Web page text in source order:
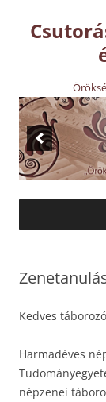
tartalomba
Kedves
Harmadéves
népzenei